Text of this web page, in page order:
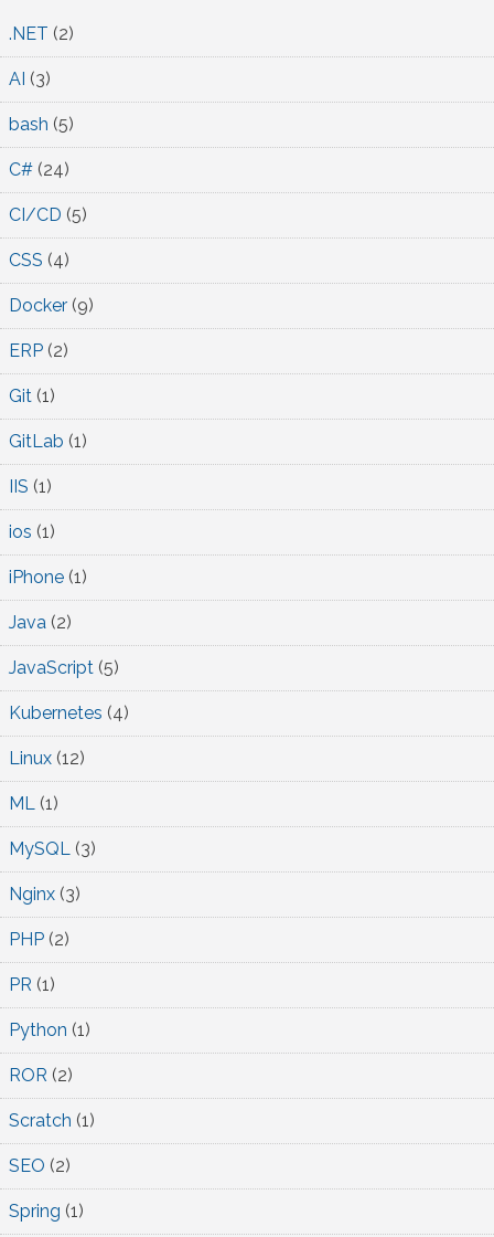
航
.NET (2)
AI (3)
bash (5)
C# (24)
CI/CD (5)
CSS (4)
Docker (9)
ERP (2)
Git (1)
GitLab (1)
IIS (1)
ios (1)
iPhone (1)
Java (2)
JavaScript (5)
Kubernetes (4)
Linux (12)
ML (1)
MySQL (3)
Nginx (3)
PHP (2)
PR (1)
Python (1)
ROR (2)
Scratch (1)
SEO (2)
Spring (1)